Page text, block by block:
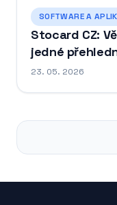
SOFTWARE A
Stocard CZ:
jedné
23. 05. 2026